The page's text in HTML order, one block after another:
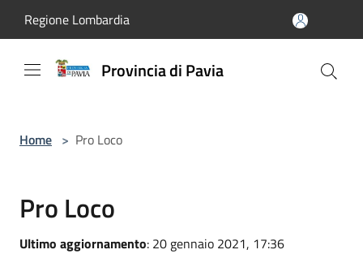
Regione Lombardia
Provincia di Pavia
Home > Pro Loco
Pro Loco
Ultimo aggiornamento: 20 gennaio 2021, 17:36